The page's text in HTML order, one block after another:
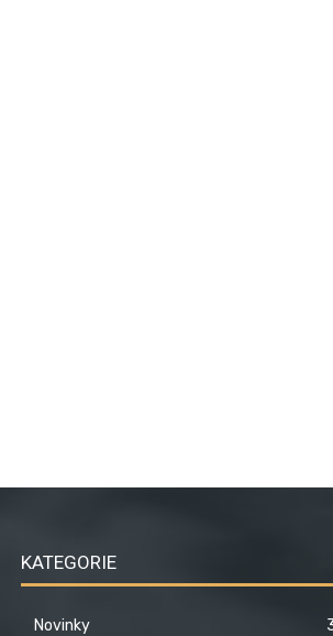
KATEGORIE
Novinky